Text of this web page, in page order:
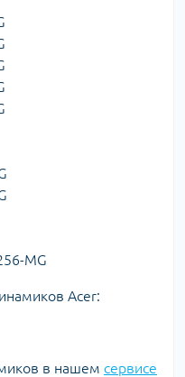
MG
Acer:
в нашем сервисе